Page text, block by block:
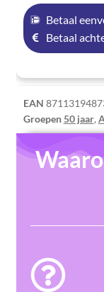
Betaal
Betaal
EAN
Groepen 50 jaar,